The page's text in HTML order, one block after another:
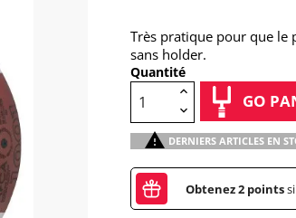
Très pratique pour que le
sans holder.
Quantité
GO
 DERNIERS ARTICLES EN
Obtenez2 points